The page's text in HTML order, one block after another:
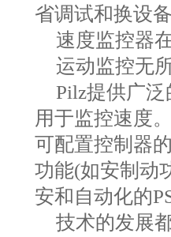
省调试和换设
速度监控器
运动监控无
Pilz提供广泛
用于监控速度
可配置控制器
功能(如安制动
安和自动化的
技术的发展